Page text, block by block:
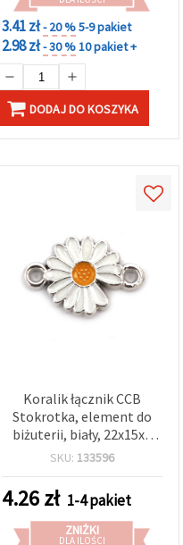
3.41 zł- 20 %5-9 pakiet
2.98 zł- 30 %10 pakiet +
DODAJ DO KOSZYKA
Koralik łącznik CCB
Stokrotka, element do
biżuterii, biały, 22x15x3
mm, otwór 1 mm – 5 szt.
SKU: 133596
4.26zł 1-4 pakiet
ZNIŻKI
DLA ILOŚCI